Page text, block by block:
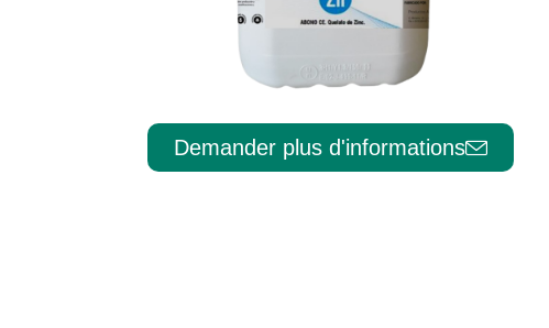
Português
Demander plus d'informations